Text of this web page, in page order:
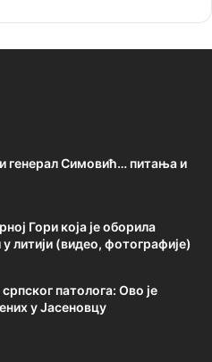
генерал Симовић… питања и
Гори која је оборила
литији (видео, фотографије)
патолога: Ово је
у Јасеновцу